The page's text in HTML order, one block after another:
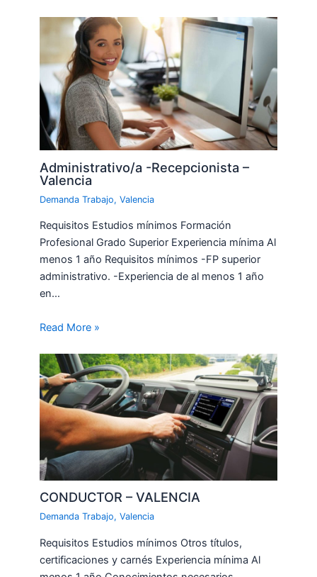
Administrativo/a -Recepcionista –
Valencia
Demanda Trabajo,Valencia
Requisitos Estudios mínimos Formación
Profesional Grado Superior Experiencia mínima Al
menos 1 año Requisitos mínimos -FP superior
administrativo. -Experiencia de al menos 1 año
en…
Read More »
CONDUCTOR – VALENCIA
Demanda Trabajo,Valencia
Requisitos Estudios mínimos Otros títulos,
certificaciones y carnés Experiencia mínima Al